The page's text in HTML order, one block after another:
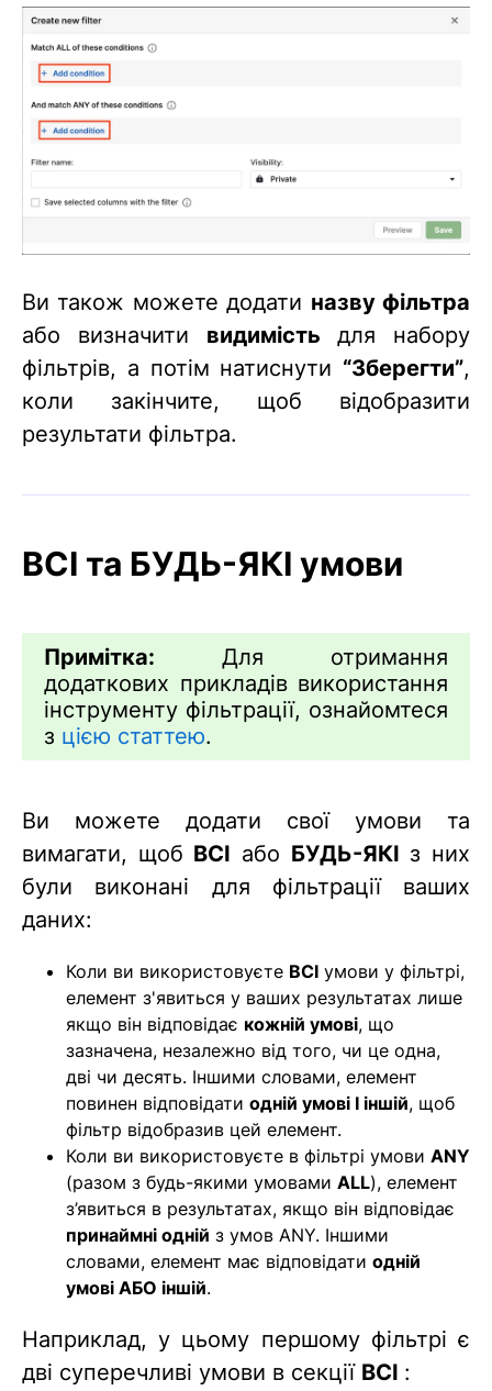
Ви також можете додати назву фільтра
або визначити видимість для набору
фільтрів, а потім натиснути “Зберегти”,
коли закінчите, щоб відобразити
результати фільтра.
ВСІ та БУДЬ-ЯКІ умови
Примітка: Для отримання
додаткових прикладів використання
інструменту фільтрації, ознайомтеся
з цією статтею.
Ви можете додати свої умови та
вимагати, щоб ВСІ або БУДЬ-ЯКІ з них
були виконані для фільтрації ваших
даних:
Коли ви використовуєте ВСІ умови у фільтрі,
елемент з'явиться у ваших результатах лише
якщо він відповідає кожній умові, що
зазначена, незалежно від того, чи це одна,
дві чи десять. Іншими словами, елемент
повинен відповідати одній умові І іншій, щоб
фільтр відобразив цей елемент.
Коли ви використовуєте в фільтрі умови ANY
(разом з будь-якими умовами ALL), елемент
з’явиться в результатах, якщо він відповідає
принаймні одній з умов ANY. Іншими
словами, елемент має відповідати одній
умові АБО іншій.
Наприклад, у цьому першому фільтрі є
дві суперечливі умови в секції ВСІ :